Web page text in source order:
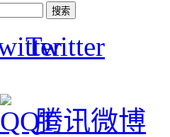
Twitter
腾讯微博